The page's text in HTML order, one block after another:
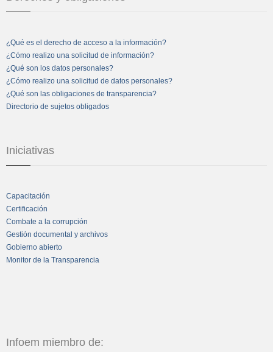
¿Qué es el derecho de acceso a la información?
¿Cómo realizo una solicitud de información?
¿Qué son los datos personales?
¿Cómo realizo una solicitud de datos personales?
¿Qué son las obligaciones de transparencia?
Directorio de sujetos obligados
Iniciativas
Capacitación
Certificación
Combate a la corrupción
Gestión documental y archivos
Gobierno abierto
Monitor de la Transparencia
Infoem miembro de: